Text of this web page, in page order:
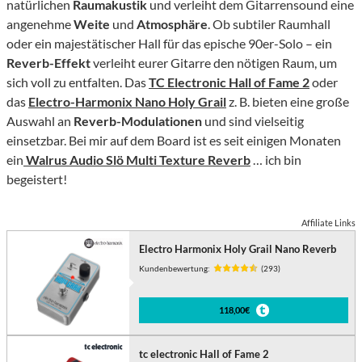
natürlichen Raumakustik und verleiht dem Gitarrensound eine
angenehmeWeite und Atmosphäre. Ob subtiler Raumhall
oder ein majestätischer Hall für das epische 90er-Solo – ein
Reverb-Effektverleiht eurer Gitarre den nötigen Raum, um
sich voll zu entfalten. DasTC Electronic Hall of Fame 2oder
das Electro-Harmonix Nano Holy Grailz. B. bieten eine große
Auswahl an Reverb-Modulationen und sind vielseitig
einsetzbar. Bei mir auf dem Board ist es seit einigen Monaten
ein Walrus Audio Slö Multi Texture Reverb… ich bin
begeistert!
Affiliate Links
Electro Harmonix Holy Grail Nano Reverb
Kundenbewertung: (293)
118,00€
tc electronic Hall of Fame 2